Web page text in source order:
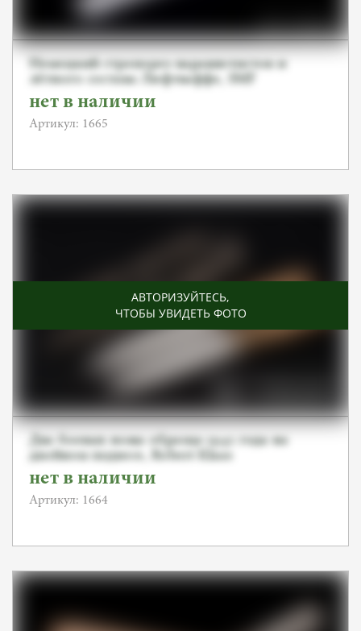
Немецкий стропорез парашютистов и
лётного состава Люфтваффе, SMF
нет в наличии
Артикул: 1665
АВТОРИЗУЙТЕСЬ,
ЧТОБЫ УВИДЕТЬ ФОТО
Два боевых ножа образца 1942 года на
двойном подвесе, Robert Klaas
нет в наличии
Артикул: 1664